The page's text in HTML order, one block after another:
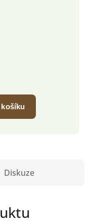
košíku
Diskuze